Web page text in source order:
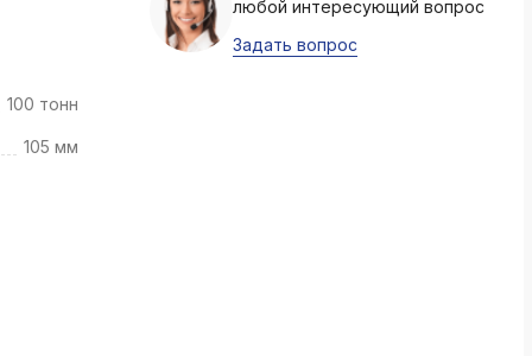
ksldkfjsdlfkjsls;ldfkgjsdl;kfkфыва
ksldkfjsdlfkjsls;ldfkgjsdl;kfkфыва
k
100 тонн
105 мм
любой интересующий вопрос
Задать вопрос